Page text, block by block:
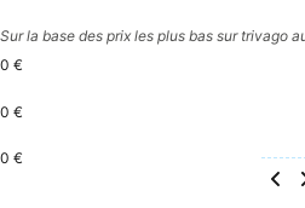
Sur la base des prix les plus bas sur trivago
0 €
0 €
0 €